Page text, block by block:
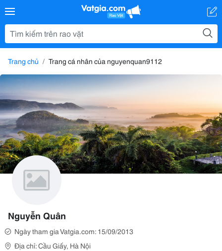
Trang chủ Trang cá nhân của nguyenquan9112
Nguyễn Quân
Ngày tham gia Vatgia.com: 15/09/2013
Địa chỉ: Cầu Giấy, Hà Nội